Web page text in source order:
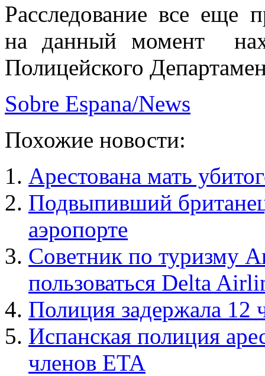
Расследование все еще
на данный момент
Полицейского
Sobre Espana/News
Похожие новости:
Арестована мать
Подвыпивший
аэропорте
Советник по туризму
пользоваться Delta
Полиция задержала 12
Испанская полиция
членов ETA